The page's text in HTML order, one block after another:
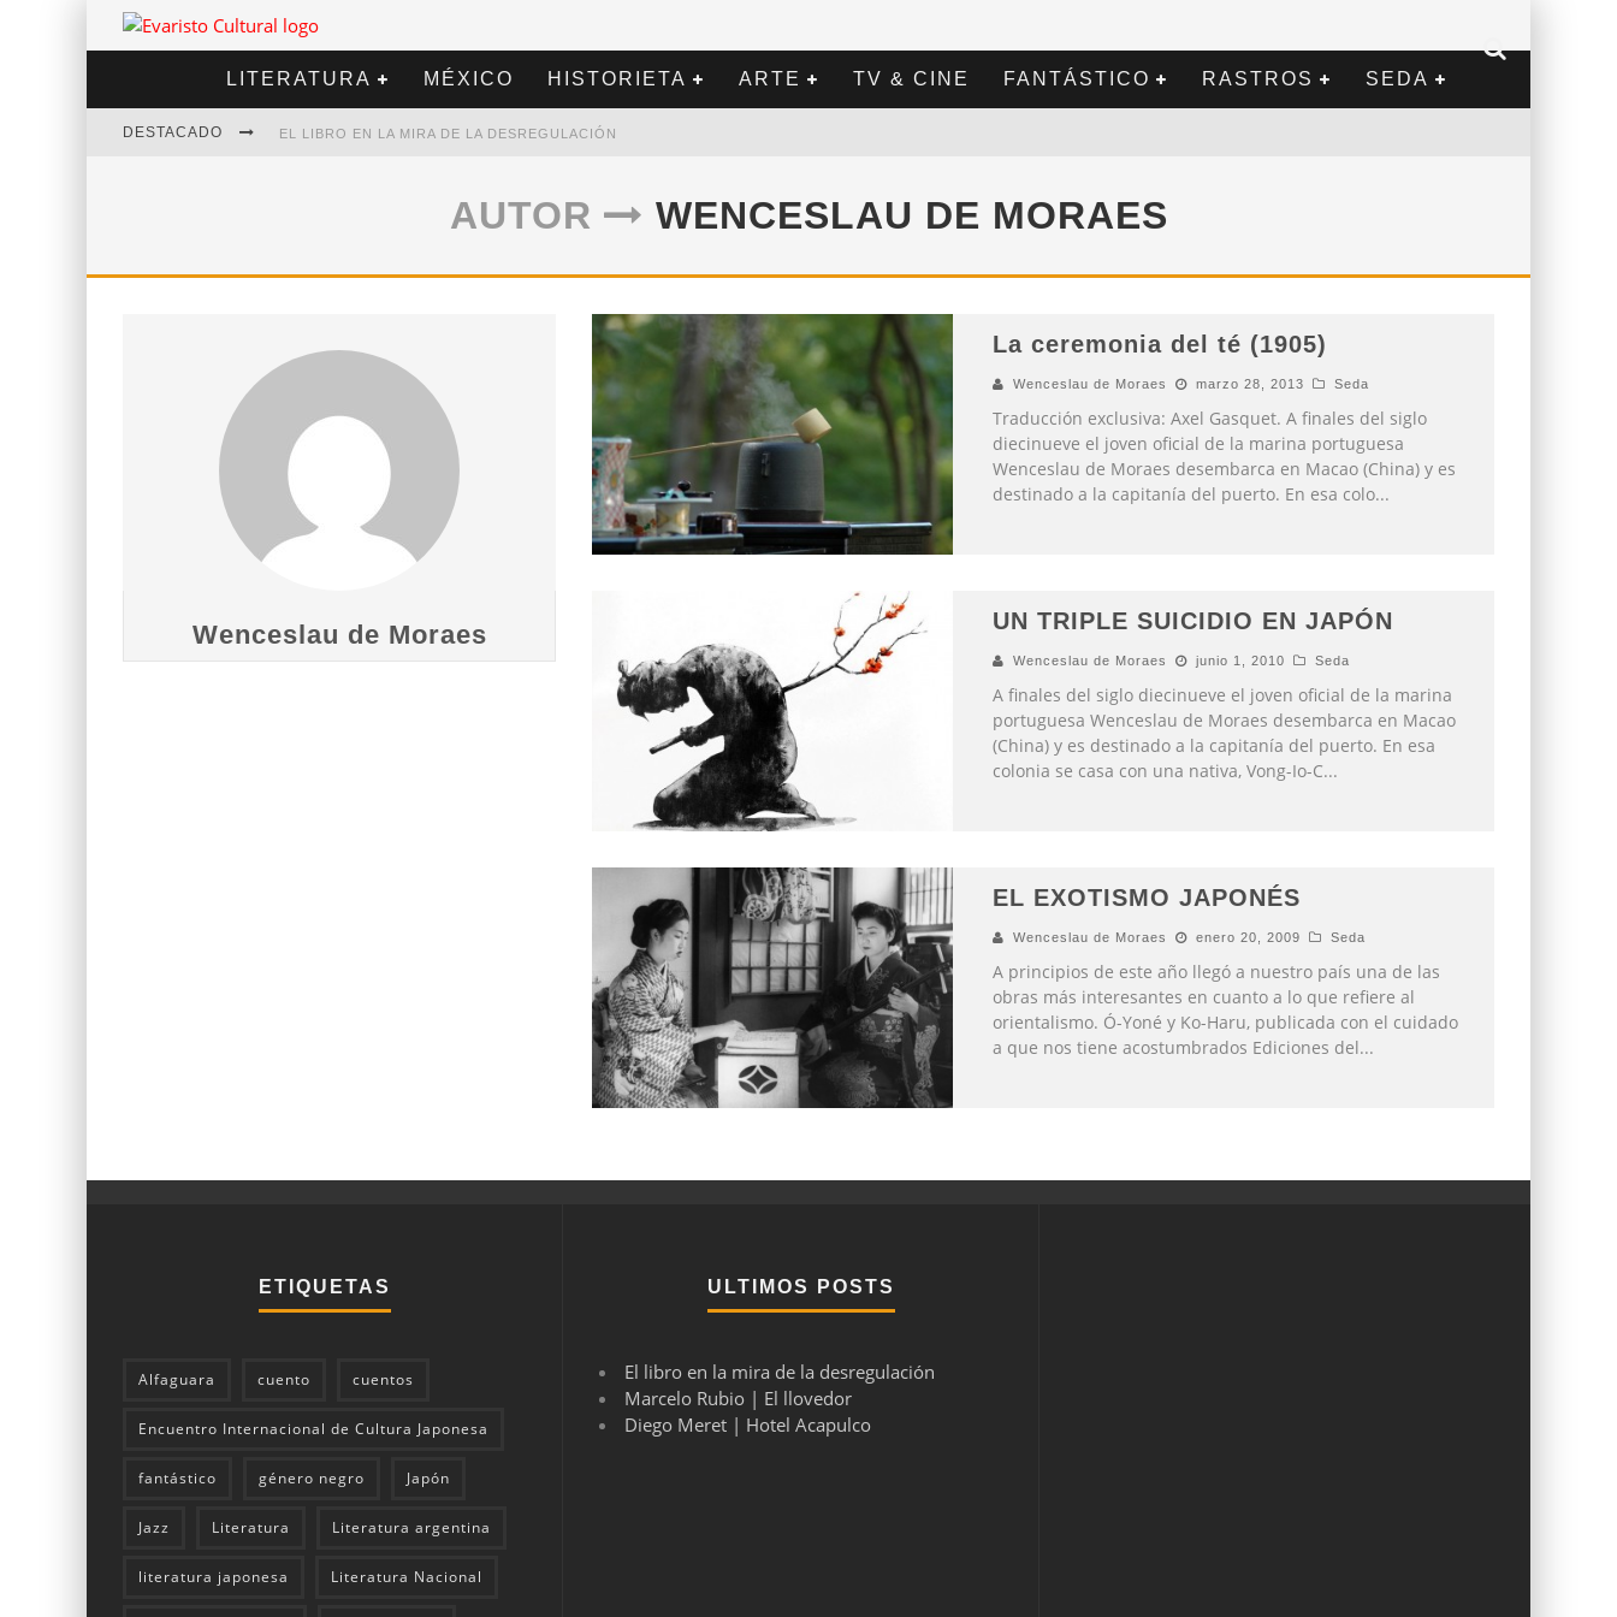
LITERATURA MÉXICO HISTORIETA ARTE TV & CINE FANTÁSTICO RASTROS SEDA
DESTACADO EL LIBRO EN LA MIRA DE LA DESREGULACIÓN
DIEGO MERET | HOTEL ACAPULCO
ALEJANDRA CORREA | LA NIEVE
AUTOR WENCESLAU DE MORAES
Wenceslau de Moraes
La ceremonia del té (1905)
Wenceslau de Moraes marzo 28, 2013 Seda
Traducción exclusiva: Axel Gasquet. A finales del siglo
diecinueve el joven oficial de la marina portuguesa
Wenceslau de Moraes desembarca en Macao (China) y es
destinado a la capitanía del puerto. En esa colo...
UN TRIPLE SUICIDIO EN JAPÓN
Wenceslau de Moraes junio 1, 2010 Seda
A finales del siglo diecinueve el joven oficial de la marina
portuguesa Wenceslau de Moraes desembarca en Macao
(China) y es destinado a la capitanía del puerto. En esa
colonia se casa con una nativa, Vong-Io-C...
EL EXOTISMO JAPONÉS
Wenceslau de Moraes enero 20, 2009 Seda
A principios de este año llegó a nuestro país una de las
obras más interesantes en cuanto a lo que refiere al
orientalismo. Ó-Yoné y Ko-Haru, publicada con el cuidado
a que nos tiene acostumbrados Ediciones del...
ETIQUETAS
Alfaguara cuento cuentos
Encuentro Internacional de Cultura Japonesa
fantástico género negro Japón
Jazz Literatura Literatura argentina
literatura japonesa Literatura Nacional
ULTIMOS POSTS
El libro en la mira de la desregulación
Marcelo Rubio | El llovedor
Diego Meret | Hotel Acapulco